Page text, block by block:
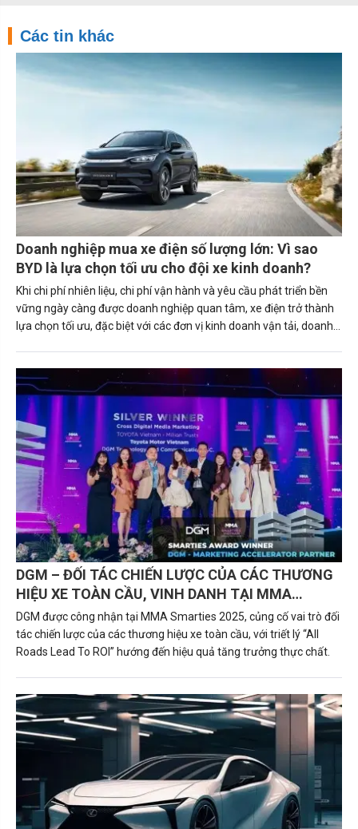
Các tin khác
Doanh nghiệp mua xe điện số lượng lớn: Vì sao
BYD là lựa chọn tối ưu cho đội xe kinh doanh?
Khi chi phí nhiên liệu, chi phí vận hành và yêu cầu phát triển bền
vững ngày càng được doanh nghiệp quan tâm, xe điện trở thành
lựa chọn tối ưu, đặc biệt với các đơn vị kinh doanh vận tải, doanh
danh mục sản phẩm đa dạng, chi phí sử dụng thấp cùng nhiều
chương trình ưu đãi hấp dẫn dành cho khách hàng mua xe trong
hè này.
DGM – ĐỐI TÁC CHIẾN LƯỢC CỦA CÁC THƯƠNG
HIỆU XE TOÀN CẦU, VINH DANH TẠI MMA
SMARTIES 2025 VỚI TRIẾT LÝ “ALL ROADS LEAD
TO ROI”
DGM được công nhận tại MMA Smarties 2025, củng cố vai trò đối
tác chiến lược của các thương hiệu xe toàn cầu, với triết lý “All
Roads Lead To ROI” hướng đến hiệu quả tăng trưởng thực chất.